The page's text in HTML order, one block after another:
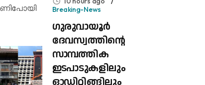
Breaking-News
ഗുരുവായൂർ
ദേവസ്വത്തിന്റെ
സാമ്പത്തിക
ഇടപാടുകളിലും
ഓഡിറ്റിങ്ങിലും ​